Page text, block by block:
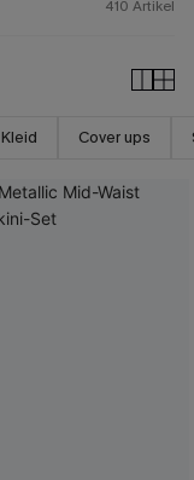
410 Artikel
Kleid Cover ups